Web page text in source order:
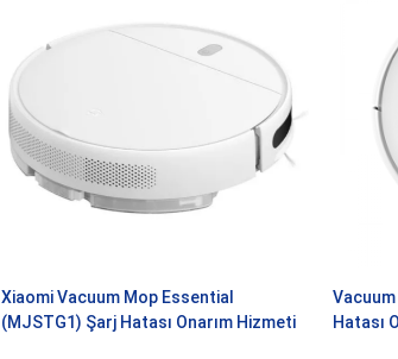
Xiaomi Vacuum Mop Essential
(MJSTG1) Şarj Hatası Onarım Hizmeti
Hatası